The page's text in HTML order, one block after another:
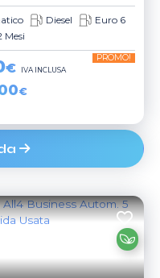
Diesel
Euro 6
Mesi
€
PROMO!
IVA INCLUSA
€